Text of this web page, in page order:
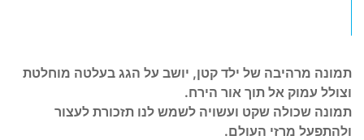
תמונה מרהיבה של ילד קטן, יושב על הגג בעלטה מוחלטת
וצולל עמוק אל תוך אור הירח.
תמונה שכולה שקט ועשויה לשמש לנו תזכורת לעצור
ולהתפעל מרזי העולם.